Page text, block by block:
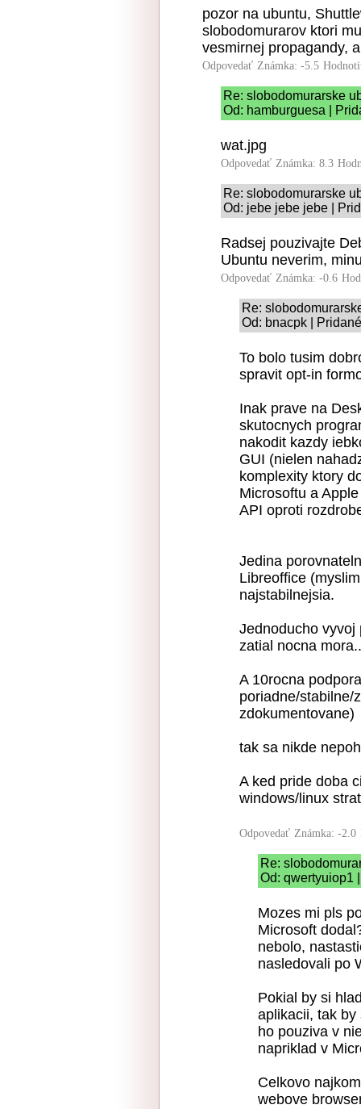
pozor na ubuntu,
slobodomurarov ktori
vesmirnej propagandy,
Odpovedať Známka: -5.5
Re: slobodomurarske
Od: hamburguesa |
wat.jpg
Odpovedať Známka: 8.3
Re: slobodomurarske
Od: jebe jebe jebe |
Radsej pouzivajte
Ubuntu neverim,
Odpovedať Známka: -0.6
Re:
Od: bnacpk |
To bolo tusim
spravit opt-in
Inak prave na
skutocnych
nakodit kazdy
GUI (nielen
komplexity ktory
Microsoftu a
API oproti
Jedina
Libreoffice
najstabilnejsia.
Jednoducho vyvoj
zatial nocna
A 10rocna
poriadne/stabilne/
zdokumentovane)
tak sa nikde
A ked pride doba
windows/linux
Odpovedať Známka: -2.0
Re:
Od: qwertyuiop1
Mozes mi pls
Microsoft
nebolo,
nasledovali po
Pokial by si
aplikacii, tak
ho pouziva v
napriklad v
Celkovo
webove